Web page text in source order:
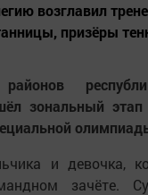
возглавил
призёры
зональный этап
и девочка,
зачёте.